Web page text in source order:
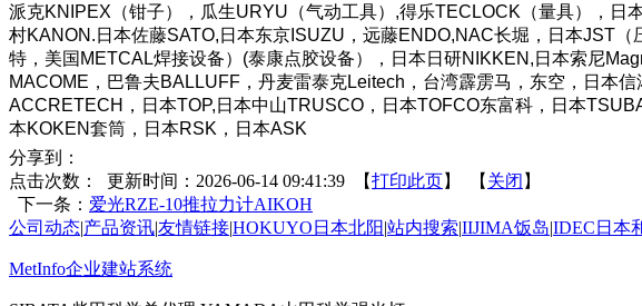
派克KNIPEX（钳子），瓜生URYU（气动工具）,得乐TECLOCK（量具），
村KANON.日本佐藤SATO,日本东京ISUZU，远藤ENDO,NAC长堀，日本JST
特，美国METCAL焊接设备）(泰康点胶设备），日本日研NIKKEN,日本索尼
MACOME，巴鲁夫BALLUFF，丹麦雷泰克Leitech，台湾霹雳马，东空，日本
ACCRETECH，日本TOP,日本中山TRUSCO，日本TOFCO东富科，日本
本KOKEN套筒，日本RSK，日本ASK
分享到：
点击次数：
更新时间：2026-06-14 09:41:39 【打印此页】 【 关闭 】
下一条： 爱光RZE-10推拉力计AIKOH
公司动态|产品资讯|友情链接|HOKUYO日本北阳|站内搜索|IIJIMA饭岛|IDEC日本
MetInfo企业建站系统